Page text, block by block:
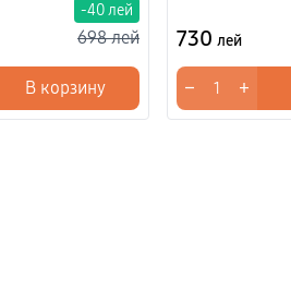
698 лей
-40 лей
В корзину
730 лей
− +